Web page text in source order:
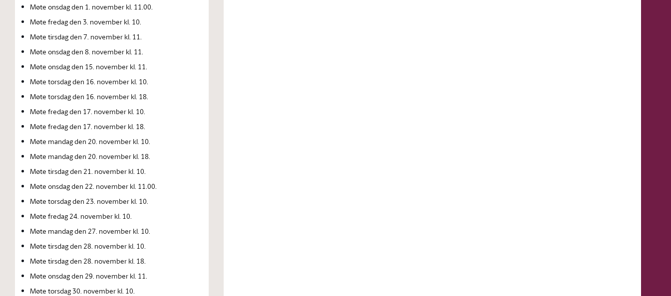
Møte onsdag den 1. november kl. 11.00.
Møte fredag den 3. november kl. 10.
Møte tirsdag den 7. november kl. 11.
Møte onsdag den 8. november kl. 11.
Møte onsdag den 15. november kl. 11.
Møte torsdag den 16. november kl. 10.
Møte torsdag den 16. november kl. 18.
Møte fredag den 17. november kl. 10.
Møte fredag den 17. november kl. 18.
Møte mandag den 20. november kl. 10.
Møte mandag den 20. november kl. 18.
Møte tirsdag den 21. november kl. 10.
Møte onsdag den 22. november kl. 11.00.
Møte torsdag den 23. november kl. 10.
Møte fredag 24. november kl. 10.
Møte mandag den 27. november kl. 10.
Møte tirsdag den 28. november kl. 10.
Møte tirsdag den 28. november kl. 18.
Møte onsdag den 29. november kl. 11.
Møte torsdag 30. november kl. 10.